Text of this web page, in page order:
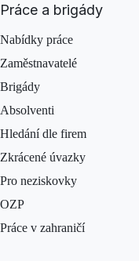
Práce a brigády
Nabídky práce
Zaměstnavatelé
Brigády
Absolventi
Hledání dle firem
Zkrácené úvazky
Pro neziskovky
OZP
Práce v zahraničí